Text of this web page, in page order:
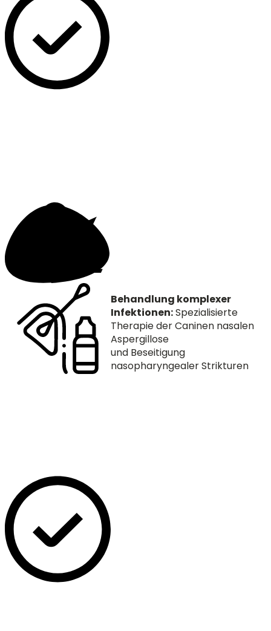
Behandlung komplexer
Infektionen:Spezialisierte
Therapie der Caninen nasalen
Aspergillose
und Beseitigung
nasopharyngealer Strikturen